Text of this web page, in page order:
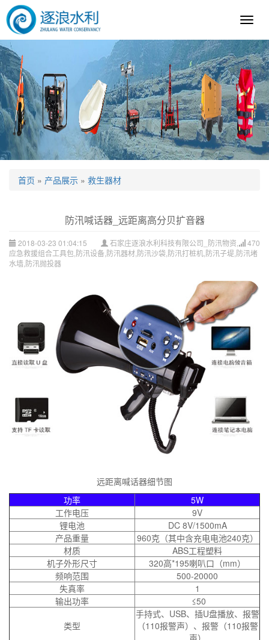
逐
科
技
首页 » 产品展示 » 救生器材
防汛喊话器_远距离高分贝扩音器
470
2018-03-23 01:04:15
石家庄逐浪水利科技有限公司_防汛物资,
应急救援组合工具包,防汛设备,防汛器材,防汛沙袋,防汛打桩机,防汛子堤,防汛堵
水墙,防汛抛投器
远距离喊话器细节图
功率
5W
工作电压
9V
锂电池
DC 8V/1500mA
产品重量
960克（其中含充电电池240克）
材质
ABS工程塑料
机子外形尺寸
320高*195喇叭口（mm）
频响范围
500-20000
失真率
1
输出功率
≤50
类型
手持式、USB、插U盘播放、报警
（110报警声）、报警（110报警